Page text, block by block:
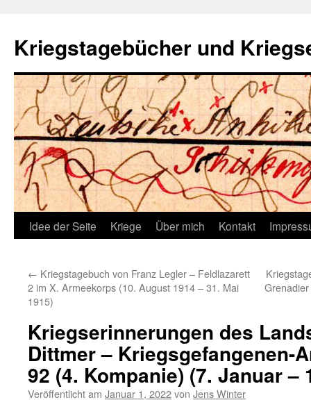
Kriegstagebücher und
Idee der Seite Kriege Über mich Kontakt
← Kriegstagebuch von Franz Legler – Feldlazarett
2 im X. Armeekorps (10. August 1914 – 31. Mai
1915)
Kriegserinnerungen des
Dittmer – Kriegsgefangenen-
92 (4. Kompanie) (7. Januar –
Veröffentlicht am Januar 1, 2022von Jens Winter